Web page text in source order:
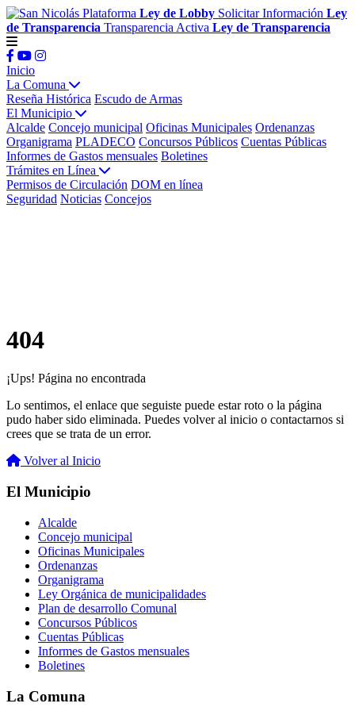
Plataforma Ley de Lobby Solicitar Información Ley
de Transparencia Transparencia Activa Ley de Transparencia
Inicio
La Comuna
Reseña Histórica Escudo de Armas
El Municipio
Alcalde Concejo municipal Oficinas Municipales Ordenanzas
Organigrama PLADECO Concursos Públicos Cuentas Públicas
Informes de Gastos mensuales Boletines
Trámites en Línea
Permisos de Circulación DOM en línea
Seguridad Noticias Concejos
404
¡Ups! Página no encontrada
Lo sentimos, el enlace que seguiste puede estar roto o la página
pudo haber sido eliminada. Puedes volver al inicio o contactarnos si
crees que se trata de un error.
Volver al Inicio
El Municipio
Alcalde
Concejo municipal
Oficinas Municipales
Ordenanzas
Organigrama
Ley Orgánica de municipalidades
Plan de desarrollo Comunal
Concursos Públicos
Cuentas Públicas
Informes de Gastos mensuales
Boletines
La Comuna